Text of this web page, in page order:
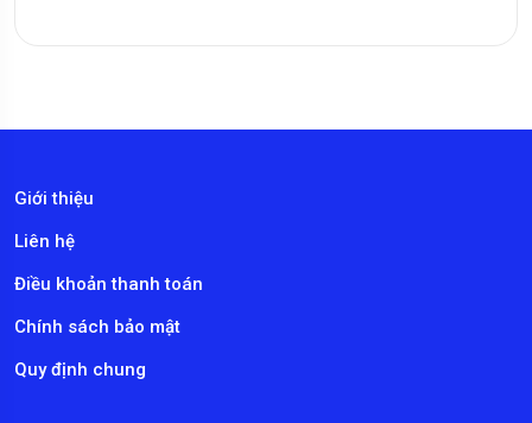
Giới thiệu
Liên hệ
Điều khoản thanh toán
Chính sách bảo mật
Quy định chung